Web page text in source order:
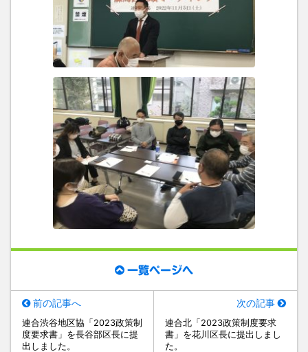
一覧ページへ
前の記事へ
連合渋谷地区協「2023政策制
度要求書」を長谷部区長に提
出しました。
次の記事
連合北「2023政策制度要求
書」を花川区長に提出しまし
た。